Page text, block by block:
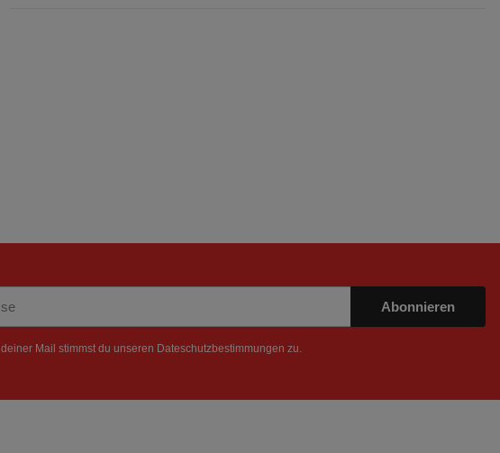
Abonnieren
Mail stimmst du unseren Dateschutzbestimmungen zu.